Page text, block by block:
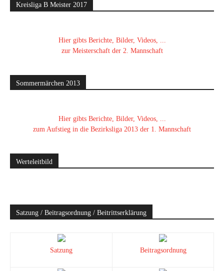
Kreisliga B Meister 2017
Hier gibts Berichte, Bilder, Videos, ...
zur Meisterschaft der 2. Mannschaft
Sommermärchen 2013
Hier gibts Berichte, Bilder, Videos, ...
zum Aufstieg in die Bezirksliga 2013 der 1. Mannschaft
Werteleitbild
Satzung / Beitragsordnung / Beitrittserklärung
Satzung Beitragsordnung